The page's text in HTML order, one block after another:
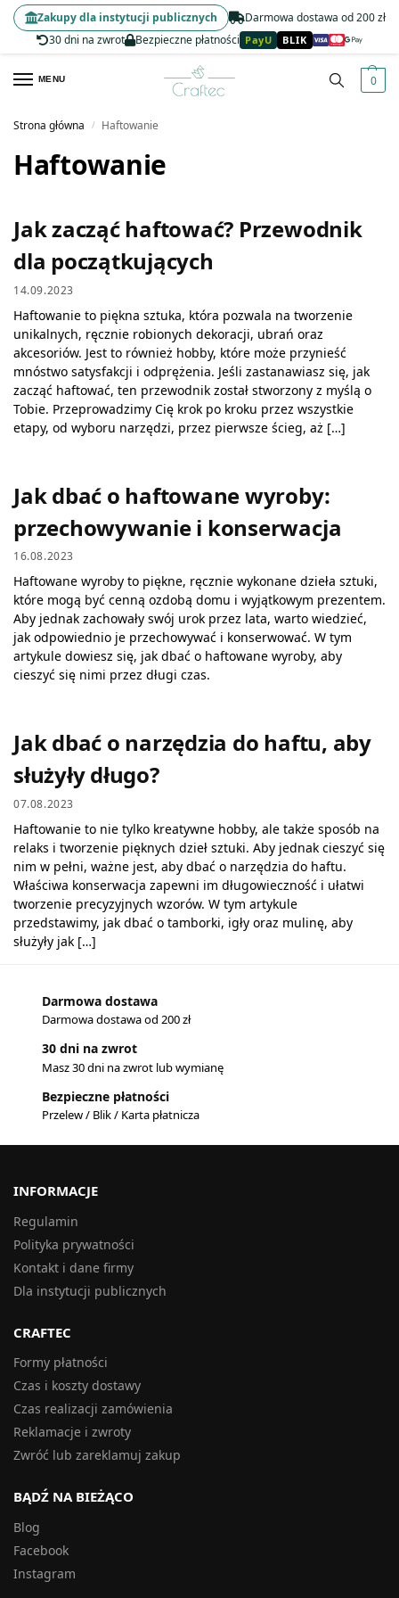
Darmowa dostawa od 200 zł
30 dni na zwrot
Bezpieczne płatności PayU BLIK
Zakupy dla instytucji publicznych
MENU 0
Strona główna / Haftowanie
Haftowanie
Jak zacząć haftować? Przewodnik
dla początkujących
14.09.2023
Haftowanie to piękna sztuka, która pozwala na tworzenie
unikalnych, ręcznie robionych dekoracji, ubrań oraz
akcesoriów. Jest to również hobby, które może przynieść
mnóstwo satysfakcji i odprężenia. Jeśli zastanawiasz się, jak
zacząć haftować, ten przewodnik został stworzony z myślą o
Tobie. Przeprowadzimy Cię krok po kroku przez wszystkie
etapy, od wyboru narzędzi, przez pierwsze ścieg, aż […]
Jak dbać o haftowane wyroby:
przechowywanie i konserwacja
16.08.2023
Haftowane wyroby to piękne, ręcznie wykonane dzieła sztuki,
które mogą być cenną ozdobą domu i wyjątkowym prezentem.
Aby jednak zachowały swój urok przez lata, warto wiedzieć,
jak odpowiednio je przechowywać i konserwować. W tym
artykule dowiesz się, jak dbać o haftowane wyroby, aby
cieszyć się nimi przez długi czas.
Jak dbać o narzędzia do haftu, aby
służyły długo?
07.08.2023
Haftowanie to nie tylko kreatywne hobby, ale także sposób na
relaks i tworzenie pięknych dzieł sztuki. Aby jednak cieszyć się
nim w pełni, ważne jest, aby dbać o narzędzia do haftu.
Właściwa konserwacja zapewni im długowieczność i ułatwi
tworzenie precyzyjnych wzorów. W tym artykule
przedstawimy, jak dbać o tamborki, igły oraz mulinę, aby
służyły jak […]
Darmowa dostawa
Darmowa dostawa od 200 zł
30 dni na zwrot
Masz 30 dni na zwrot lub wymianę
Bezpieczne płatności
Przelew / Blik / Karta płatnicza
INFORMACJE
Regulamin
Polityka prywatności
Kontakt i dane firmy
Dla instytucji publicznych
CRAFTEC
Formy płatności
Czas i koszty dostawy
Czas realizacji zamówienia
Reklamacje i zwroty
Zwróć lub zareklamuj zakup
BĄDŹ NA BIEŻĄCO
Blog
Facebook
Instagram